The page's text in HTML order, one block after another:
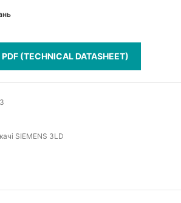
(TECHNICAL DATASHEET)
SIEMENS 3LD